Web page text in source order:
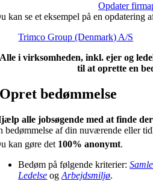
Opdater
kan se et eksempel på en opdatering
Trimco Group (Denmark) A/S
i virksomheden, inkl. ejer og
til at oprette en
Opret bedømmelse
alle jobsøgende med at finde
bedømmelse af din nuværende eller
kan gøre det 100% anonymt.
Bedøm på følgende kriterier:
Ledelse ogArbejdsmiljø.